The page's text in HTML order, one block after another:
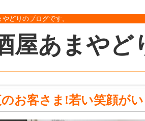
どりのブログです。
屋あまやど
のお客さま!若い笑顔が